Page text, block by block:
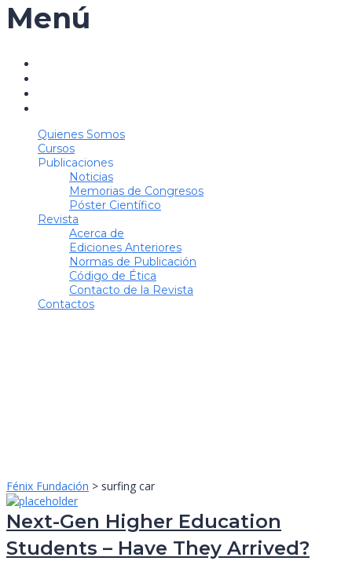
Menú
Quienes Somos
Cursos
Publicaciones
Noticias
Memorias de Congresos
Póster Científico
Revista
Acerca de
Ediciones Anteriores
Normas de Publicación
Código de Ética
Contacto de la Revista
Contactos
Fénix Fundación > surfing car
Next-Gen Higher Education
Students – Have They Arrived?